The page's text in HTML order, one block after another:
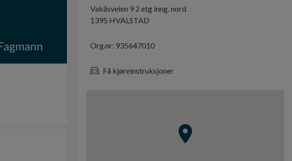
Vakåsveien 9 2 etg inng. nord
1395 HVALSTAD
Org.nr: 935647010
Få kjøreinstruksjoner